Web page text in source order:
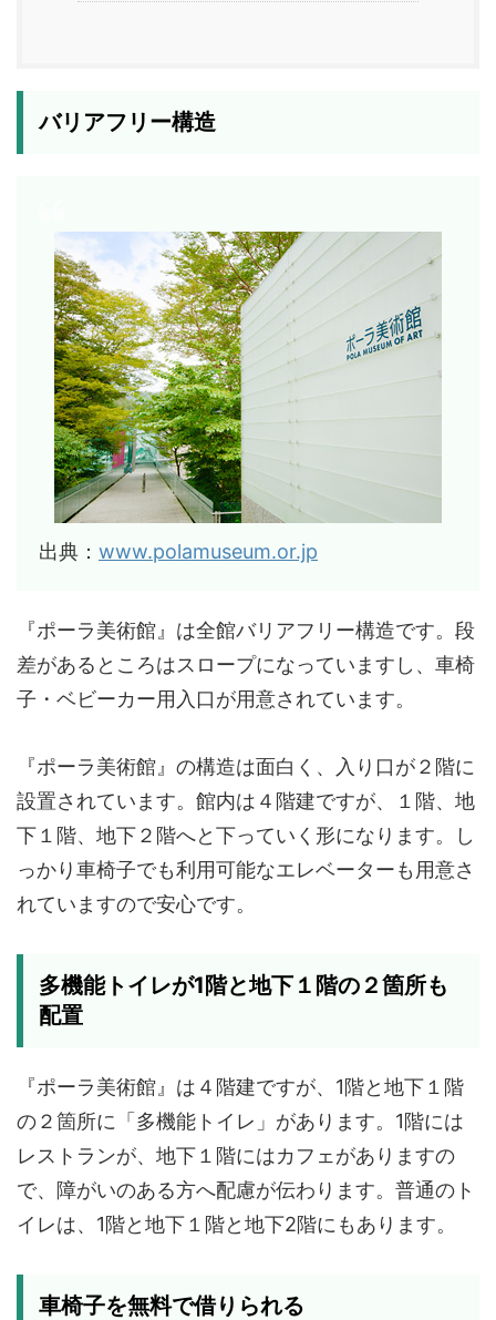
バリアフリー構造
出典： www.polamuseum.or.jp
『ポーラ美術館』は全館バリアフリー構造です。段
差があるところはスロープになっていますし、車椅
子・ベビーカー用入口が用意されています。
『ポーラ美術館』の構造は面白く、入り口が２階に
設置されています。館内は４階建ですが、１階、地
下１階、地下２階へと下っていく形になります。し
っかり車椅子でも利用可能なエレベーターも用意さ
れていますので安心です。
多機能トイレが1階と地下１階の２箇所も
配置
『ポーラ美術館』は４階建ですが、1階と地下１階
の２箇所に「多機能トイレ」があります。1階には
レストランが、地下１階にはカフェがありますの
で、障がいのある方へ配慮が伝わります。普通のト
イレは、1階と地下１階と地下2階にもあります。
車椅子を無料で借りられる